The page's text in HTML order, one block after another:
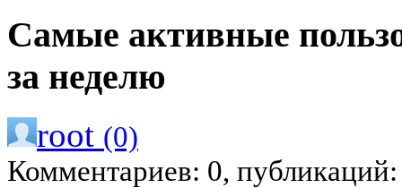
Самые активные
за неделю
root (0)
Комментариев: 0,